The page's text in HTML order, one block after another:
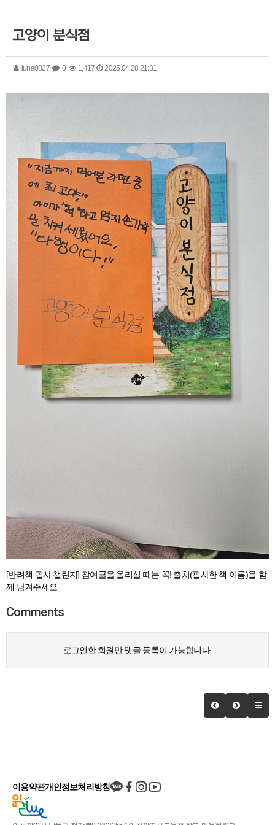
고양이 분식점
luna0827 0 1,417 2025.04.28 21:31
[반려책 필사 챌린지] 참여글을 올리실 때는 꼭! 출처(필사한 책 이름)을 함
께 남겨주세요
Comments
로그인한 회원만 댓글 등록이 가능합니다.
이용약관개인정보처리방침